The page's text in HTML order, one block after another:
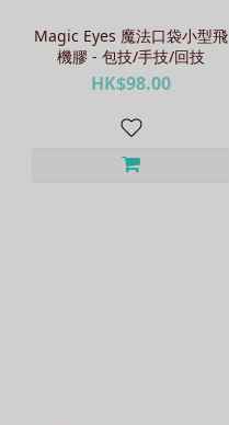
Magic Eyes 魔法口袋小型飛
機膠 - 包技/手技/回技
HK$98.00